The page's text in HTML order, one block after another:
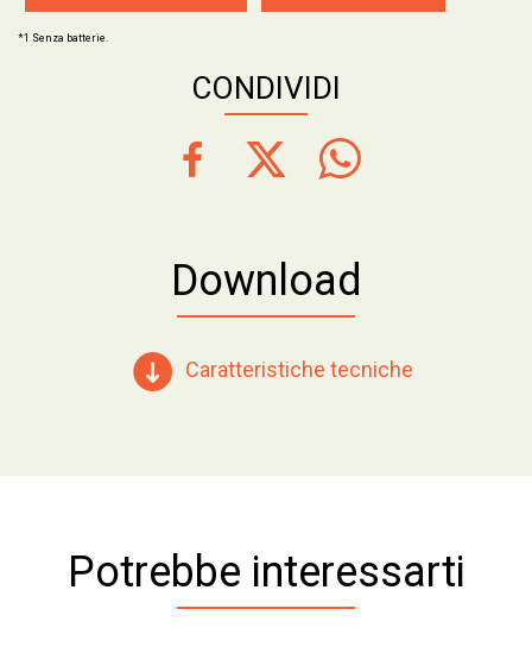
*1 Senza batterie.
CONDIVIDI
Download
Caratteristiche tecniche
Potrebbe interessarti